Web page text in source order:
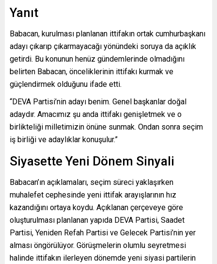
Yanıt
Babacan, kurulması planlanan ittifakın ortak cumhurbaşkanı
adayı çıkarıp çıkarmayacağı yönündeki soruya da açıklık
getirdi. Bu konunun henüz gündemlerinde olmadığını
belirten Babacan, önceliklerinin ittifakı kurmak ve
güçlendirmek olduğunu ifade etti.
“DEVA Partisi’nin adayı benim. Genel başkanlar doğal
adaydır. Amacımız şu anda ittifakı genişletmek ve o
birlikteliği milletimizin önüne sunmak. Ondan sonra seçim
iş birliği ve adaylıklar konuşulur.”
Siyasette Yeni Dönem Sinyali
Babacan’ın açıklamaları, seçim süreci yaklaşırken
muhalefet cephesinde yeni ittifak arayışlarının hız
kazandığını ortaya koydu. Açıklanan çerçeveye göre
oluşturulması planlanan yapıda DEVA Partisi, Saadet
Partisi, Yeniden Refah Partisi ve Gelecek Partisi’nin yer
alması öngörülüyor. Görüşmelerin olumlu seyretmesi
halinde ittifakın ilerleyen dönemde yeni siyasi partilerin